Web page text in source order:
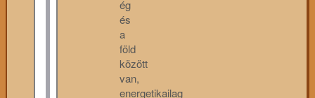
ég
és
a
föld
között
van,
energetikailag